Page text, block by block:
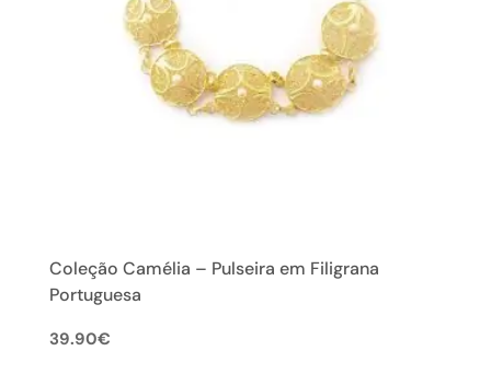
Coleção Camélia – Pulseira em Filigrana
Portuguesa
39.90€